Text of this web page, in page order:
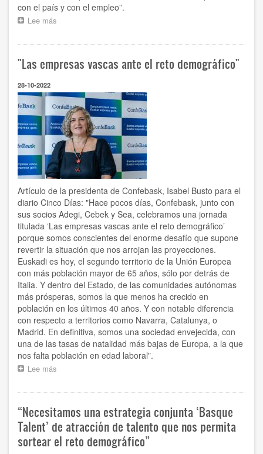
con el país y con el empleo”.
Lee más
imagen
la
empresa
que
se
traslada
en
ocasiones.
Somos
parte
de
la
solución,
no
el
problema”
"Las empresas vascas ante el reto demográfico"
28-10-2022
Artículo de la presidenta de Confebask, Isabel Busto para el
diario Cinco Días: "Hace pocos días, Confebask, junto con
sus socios Adegi, Cebek y Sea, celebramos una jornada
titulada ‘Las empresas vascas ante el reto demográfico’
porque somos conscientes del enorme desafío que supone
revertir la situación que nos arrojan las proyecciones.
Euskadi es hoy, el segundo territorio de la Unión Europea
con más población mayor de 65 años, sólo por detrás de
Italia. Y dentro del Estado, de las comunidades autónomas
más prósperas, somos la que menos ha crecido en
población en los últimos 40 años. Y con notable diferencia
con respecto a territorios como Navarra, Catalunya, o
Madrid. En definitiva, somos una sociedad envejecida, con
una de las tasas de natalidad más bajas de Europa, a la que
nos falta población en edad laboral".
Lee más
ante
el
reto
demográfico"
“Necesitamos una estrategia conjunta ‘Basque
Talent’ de atracción de talento que nos permita
sortear el reto demográfico”